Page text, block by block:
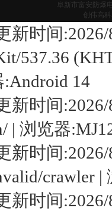
阜新市富安防爆
创伟高科
新时间
537.36
:Android 14
新时间
| 浏览器
新时间
crawler
新时间